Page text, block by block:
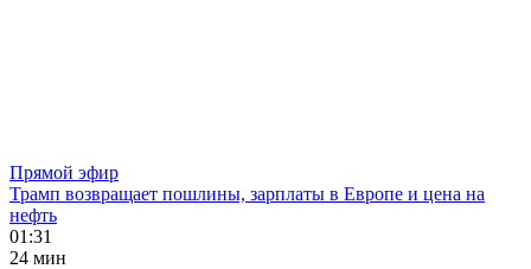
Прямой эфир
Трамп возвращает пошлины, зарплаты в Европе и цена на
нефть
01:31
24 мин